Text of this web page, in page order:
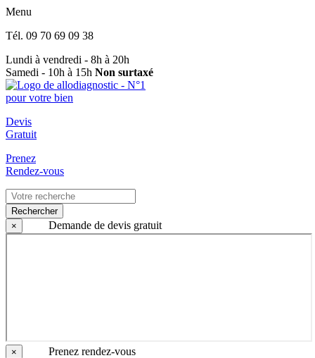
Menu
Tél. 09 70 69 09 38
Lundi à vendredi - 8h à 20h
Samedi - 10h à 15h Non surtaxé
Devis
Gratuit
Prenez
Rendez-vous
Rechercher
×
Demande de devis gratuit
× Prenez rendez-vous